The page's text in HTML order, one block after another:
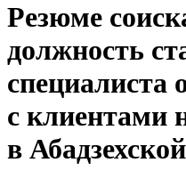
Резюме
должность
специалиста
с клиентами
в Абадзехской